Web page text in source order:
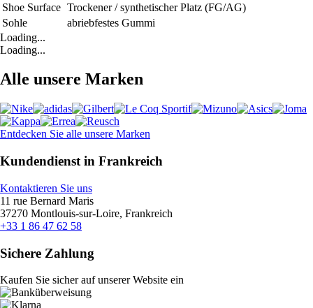
Shoe Surface Trockener / synthetischer Platz (FG/AG)
Sohle
abriebfestes Gummi
Loading...
Loading...
Alle unsere Marken
Entdecken Sie alle unsere Marken
Kundendienst in Frankreich
Kontaktieren Sie uns
11 rue Bernard Maris
37270 Montlouis-sur-Loire, Frankreich
+33 1 86 47 62 58
Sichere Zahlung
Kaufen Sie sicher auf unserer Website ein